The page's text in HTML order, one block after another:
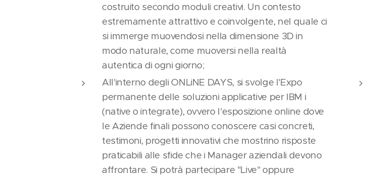
costruito secondo moduli creativi. Un contesto
estremamente attrattivo e coinvolgente, nel quale ci
si immerge muovendosi nella dimensione 3D in
modo naturale, come muoversi nella realtà
autentica di ogni giorno;
All'interno degli ONLiNE DAYS, si svolge l'Expo
permanente delle soluzioni applicative per IBM i
(native o integrate), ovvero l'esposizione online dove
le Aziende finali possono conoscere casi concreti,
testimoni, progetti innovativi che mostrino risposte
praticabili alle sfide che i Manager aziendali devono
affrontare. Si potrà partecipare "Live" oppure